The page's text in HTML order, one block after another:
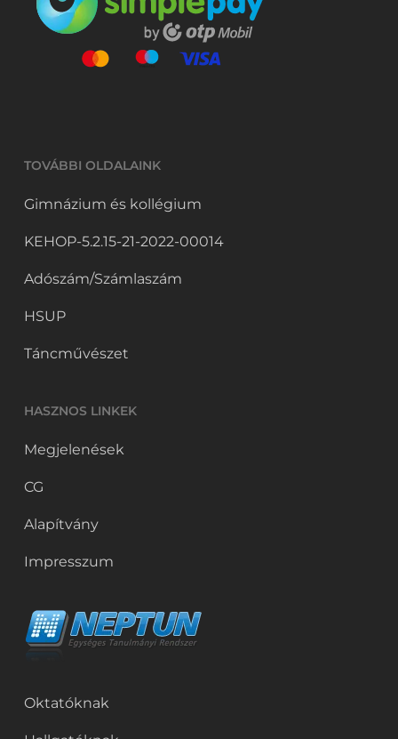
TOVÁBBI OLDALAINK
Gimnázium és kollégium
KEHOP-5.2.15-21-2022-00014
Adószám/Számlaszám
HSUP
Táncművészet
HASZNOS LINKEK
Megjelenések
CG
Alapítvány
Impresszum
Oktatóknak